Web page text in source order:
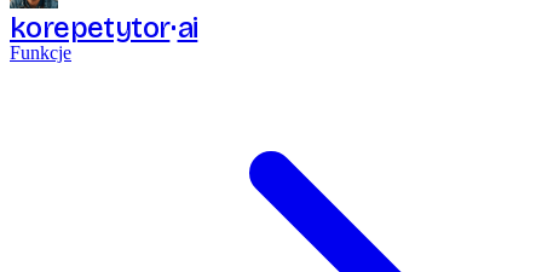
korepetytor ai
Funkcje